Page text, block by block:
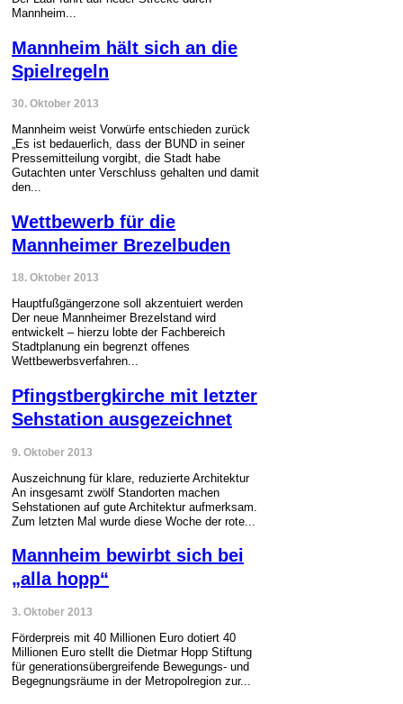
Mannheim...
Mannheim hält sich an die
Spielregeln
30. Oktober 2013
Mannheim weist Vorwürfe entschieden zurück
„Es ist bedauerlich, dass der BUND in seiner
Pressemitteilung vorgibt, die Stadt habe
Gutachten unter Verschluss gehalten und damit
den...
Wettbewerb für die
Mannheimer Brezelbuden
18. Oktober 2013
Hauptfußgängerzone soll akzentuiert werden
Der neue Mannheimer Brezelstand wird
entwickelt – hierzu lobte der Fachbereich
Stadtplanung ein begrenzt offenes
Wettbewerbsverfahren...
Pfingstbergkirche mit letzter
Sehstation ausgezeichnet
9. Oktober 2013
Auszeichnung für klare, reduzierte Architektur
An insgesamt zwölf Standorten machen
Sehstationen auf gute Architektur aufmerksam.
Zum letzten Mal wurde diese Woche der rote...
Mannheim bewirbt sich bei
„alla hopp“
3. Oktober 2013
Förderpreis mit 40 Millionen Euro dotiert 40
Millionen Euro stellt die Dietmar Hopp Stiftung
für generationsübergreifende Bewegungs- und
Begegnungsräume in der Metropolregion zur...